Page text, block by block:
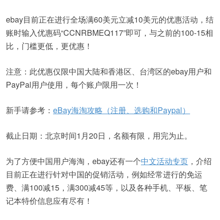
ebay目前正在进行全场满60美元立减10美元的优惠活动，结
账时输入优惠码“CCNRBMEQ117”即可，与之前的100-15相
比，门槛更低，更优惠！
注意：此优惠仅限中国大陆和香港区、台湾区的ebay用户和
PayPal用户使用，每个账户限用一次！
新手请参考： eBay海淘攻略（注册、选购和Paypal）
截止日期：北京时间1月20日，名额有限，用完为止。
为了方便中国用户海淘，ebay还有一个中文活动专页 ，介绍
目前正在进行针对中国的促销活动，例如经常进行的免运
费、满100减15，满300减45等，以及各种手机、平板、笔
记本特价信息应有尽有！